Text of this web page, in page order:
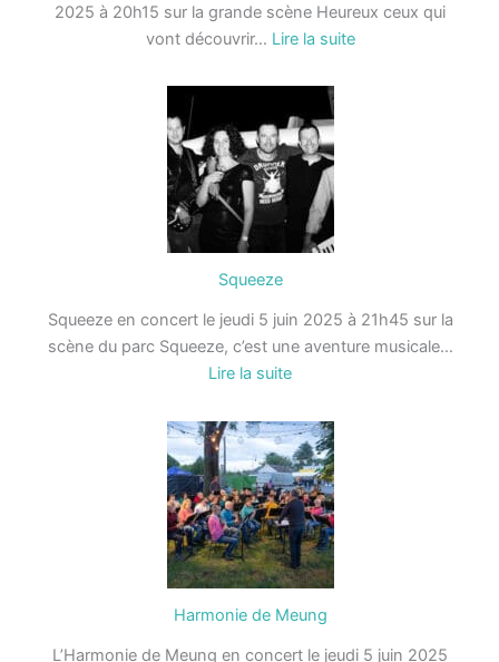
2025 à 20h15 sur la grande scène Heureux ceux qui
vont découvrir… Lire la suite:
Squeeze
Squeeze en concert le jeudi 5 juin 2025 à 21h45 sur la
scène du parc Squeeze, c’est une aventure musicale…
Lire la suite:
Harmonie de Meung
L’Harmonie de Meung en concert le jeudi 5 juin 2025